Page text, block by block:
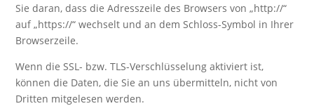
Sie daran, dass die Adresszeile des Browsers von „http://“
auf „https://“ wechselt und an dem Schloss-Symbol in Ihrer
Browserzeile.
Wenn die SSL- bzw. TLS-Verschlüsselung aktiviert ist,
können die Daten, die Sie an uns übermitteln, nicht von
Dritten mitgelesen werden.